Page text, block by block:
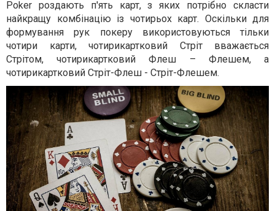
Poker роздають п'ять карт, з яких потрібно скласти
найкращу комбінацію із чотирьох карт. Оскільки для
формування рук покеру використовуються тільки
чотири карти, чотирикартковий Стріт вважається
Стрітом, чотирикартковий Флеш – Флешем, а
чотирикартковий Стріт-Флеш - Стріт-Флешем.